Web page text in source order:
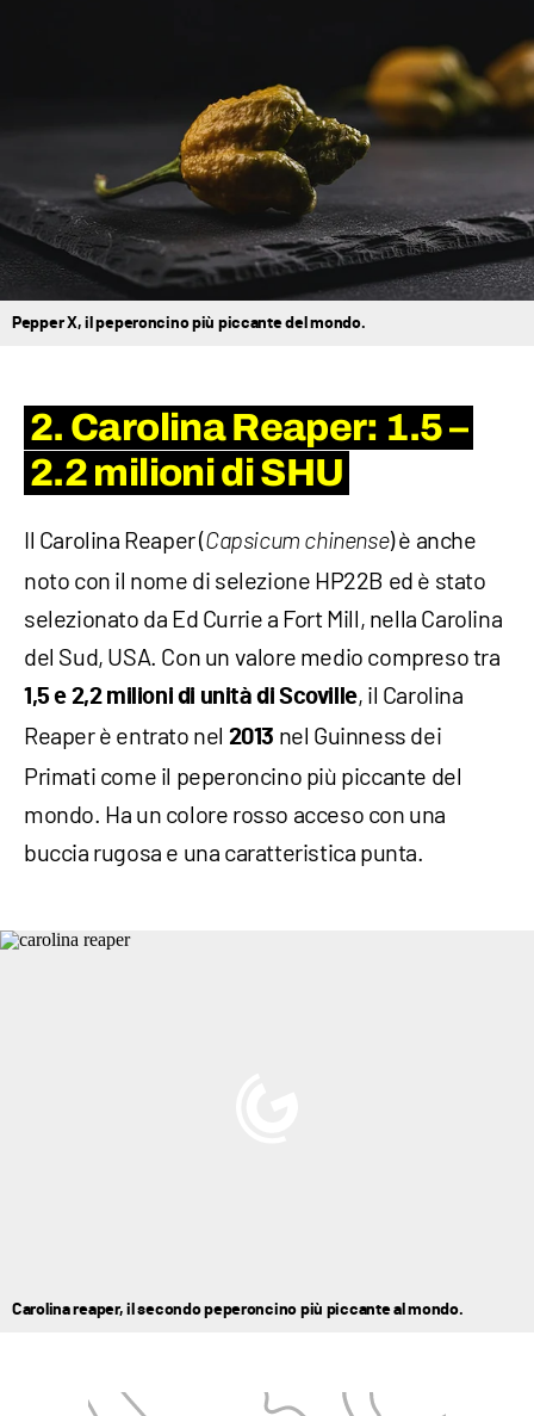
Pepper X, il peperoncino più piccante del mondo.
2. Carolina Reaper: 1.5 –
2.2 milioni di SHU
Il Carolina Reaper (Capsicum chinense) è anche
noto con il nome di selezione HP22B ed è stato
selezionato da Ed Currie a Fort Mill, nella Carolina
del Sud, USA. Con un valore medio compreso tra
1,5 e 2,2 milioni di unità di Scoville, il Carolina
Reaper è entrato nel 2013 nel Guinness dei
Primati come il peperoncino più piccante del
mondo. Ha un colore rosso acceso con una
buccia rugosa e una caratteristica punta.
Carolina reaper, il secondo peperoncino più piccante al mondo.